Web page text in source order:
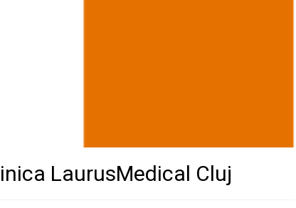
LaurusMedical Cluj